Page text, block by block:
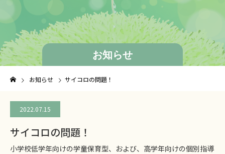
お知らせ
お知らせ サイコロの問題！
2022.07.15
サイコロの問題！
小学校低学年向けの学童保育型、および、高学年向けの個別指導